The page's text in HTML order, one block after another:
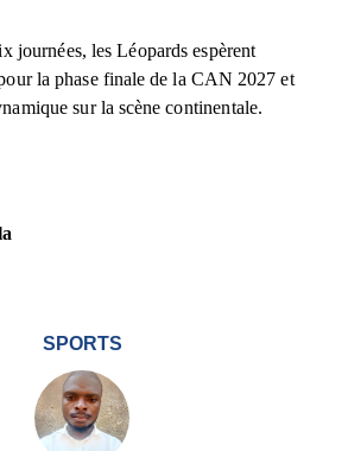
journées, les Léopards espèrent
la phase finale de la CAN 2027 et
sur la scène continentale.
SPORTS